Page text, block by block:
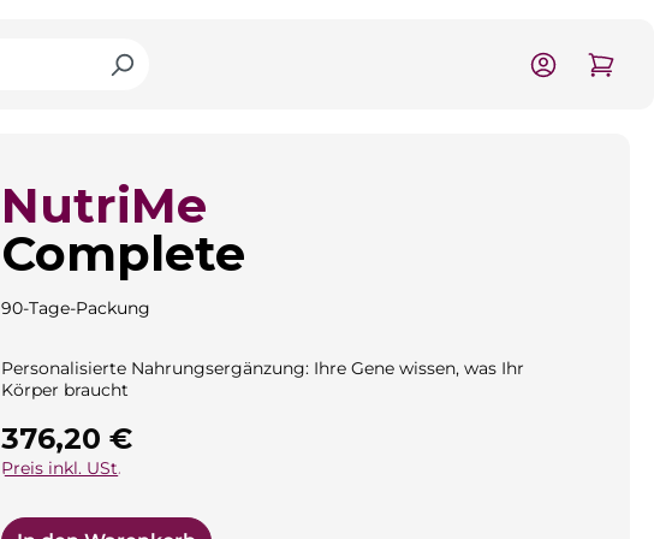
NutriMe
Complete
90-Tage-Packung
Personalisierte Nahrungsergänzung: Ihre Gene wissen, was Ihr
Körper braucht
Regulärer Preis:
376,20 €
Preis inkl. USt.